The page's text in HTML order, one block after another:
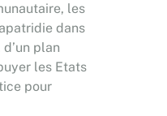
les
dans
plan
les Etats
pour